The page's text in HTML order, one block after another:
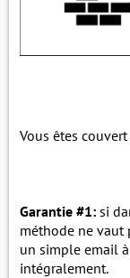
Vous êtes
Garantie #1: si
méthode ne vaut
un simple email
intégralement.